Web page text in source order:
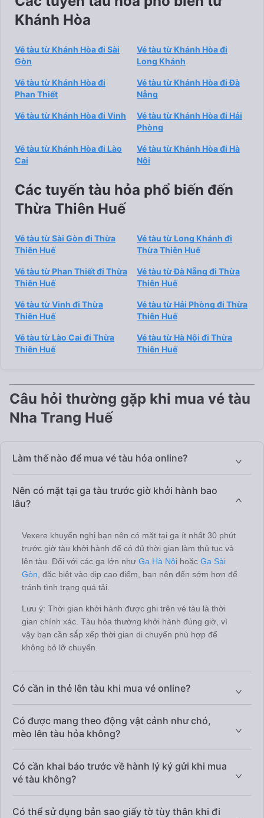
Khánh Hòa
Vé tàu từ Khánh Hòa đi Sài
Gòn
Vé tàu từ Khánh Hòa đi
Long Khánh
Vé tàu từ Khánh Hòa đi
Phan Thiết
Vé tàu từ Khánh Hòa đi Đà
Nẵng
Vé tàu từ Khánh Hòa đi Vinh
Vé tàu từ Khánh Hòa đi Hải
Phòng
Vé tàu từ Khánh Hòa đi Lào
Cai
Vé tàu từ Khánh Hòa đi Hà
Nội
Các tuyến tàu hỏa phổ biến đến
Thừa Thiên Huế
Vé tàu từ Sài Gòn đi Thừa
Thiên Huế
Vé tàu từ Long Khánh đi
Thừa Thiên Huế
Vé tàu từ Phan Thiết đi Thừa
Thiên Huế
Vé tàu từ Đà Nẵng đi Thừa
Thiên Huế
Vé tàu từ Vinh đi Thừa
Thiên Huế
Vé tàu từ Hải Phòng đi Thừa
Thiên Huế
Vé tàu từ Lào Cai đi Thừa
Thiên Huế
Vé tàu từ Hà Nội đi Thừa
Thiên Huế
Câu hỏi thường gặp khi mua vé tàu
Nha Trang Huế
Làm thế nào để mua vé tàu hỏa online?
Nên có mặt tại ga tàu trước giờ khởi hành bao
lâu?
Vexere khuyến nghị bạn nên có mặt tại ga ít nhất 30 phút
trước giờ tàu khởi hành để có đủ thời gian làm thủ tục và
lên tàu. Đối với các ga lớn như Ga Hà Nội hoặc Ga Sài
Gòn , đặc biệt vào dịp cao điểm, bạn nên đến sớm hơn để
tránh tình trạng quá tải.
Lưu ý: Thời gian khởi hành được ghi trên vé tàu là thời
gian chính xác. Tàu hỏa thường khởi hành đúng giờ, vì
vậy bạn cần sắp xếp thời gian di chuyển phù hợp để
không bỏ lỡ chuyến.
Có cần in thẻ lên tàu khi mua vé online?
Có được mang theo động vật cảnh như chó,
mèo lên tàu hỏa không?
Có cần khai báo trước về hành lý ký gửi khi mua
vé tàu không?
Có thể sử dụng bản sao giấy tờ tùy thân khi đi